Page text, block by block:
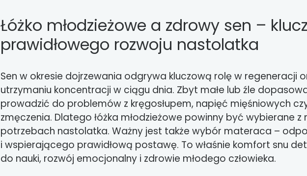
Łóżko młodzieżowe a zdrowy sen –
prawidłowego rozwoju nastolatka
Sen w okresie dojrzewania odgrywa kluczową rolę w regeneracji
utrzymaniu koncentracji w ciągu dnia. Zbyt małe lub źle
prowadzić do problemów z kręgosłupem, napięć mięśniowych
zmęczenia. Dlatego łóżka młodzieżowe powinny być wybierane
potrzebach nastolatka. Ważny jest także wybór materaca –
i wspierającego prawidłową postawę. To właśnie komfort snu
do nauki, rozwój emocjonalny i zdrowie młodego człowieka.